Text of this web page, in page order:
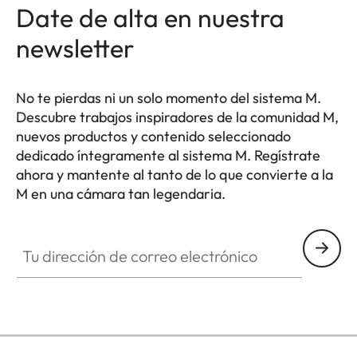
Date de alta en nuestra
newsletter
No te pierdas ni un solo momento del sistema M.
Descubre trabajos inspiradores de la comunidad M,
nuevos productos y contenido seleccionado
dedicado íntegramente al sistema M. Regístrate
ahora y mantente al tanto de lo que convierte a la
M en una cámara tan legendaria.